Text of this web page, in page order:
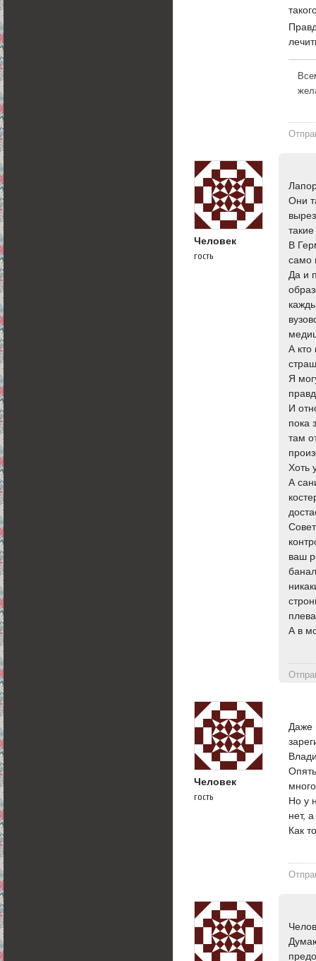
Человек
гость
Они
В
само
Да и
А кто
Я
И
пока
там
Хоть
А
ваш
А в
Человек
гость
Даже
Но у
нет,
Как